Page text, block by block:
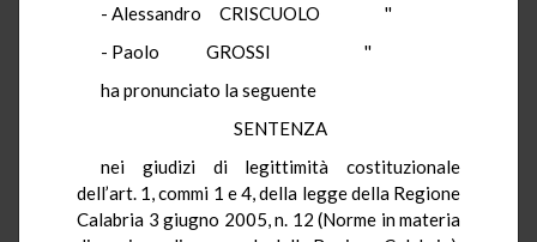
- Alessandro CRISCUOLO ''
- Paolo GROSSI ''
ha pronunciato la seguente
SENTENZA
nei giudizi di legittimità costituzionale
dell’art. 1, commi 1 e 4, della legge della Regione
Calabria 3 giugno 2005, n. 12 (Norme in materia